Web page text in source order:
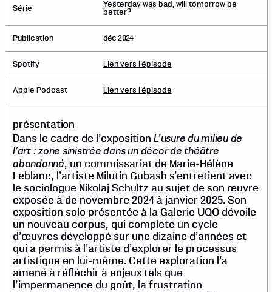
Série
Yesterday was bad, will tomorrow be
better?
Publication déc 2024
Spotify Lien vers l’épisode
Apple Podcast Lien vers l’épisode
présentation
Dans le cadre de l’exposition L’usure du milieu de
l’art : zone sinistrée dans un décor de théâtre
abandonné, un commissariat de Marie-Hélène
Leblanc, l’artiste Milutin Gubash s’entretient avec
le sociologue Nikolaj Schultz au sujet de son œuvre
exposée à de novembre 2024 à janvier 2025. Son
exposition solo présentée à la Galerie UQO dévoile
un nouveau corpus, qui complète un cycle
d’œuvres développé sur une dizaine d’années et
qui a permis à l’artiste d’explorer le processus
artistique en lui-même. Cette exploration l’a
amené à réfléchir à enjeux tels que
l’impermanence du goût, la frustration